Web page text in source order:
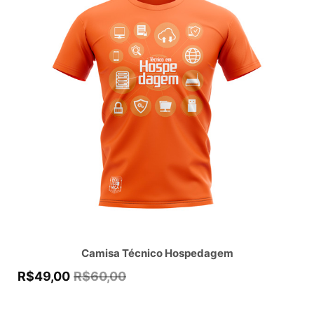
Camisa Técnico Hospedagem
R$60,00
R$49,00